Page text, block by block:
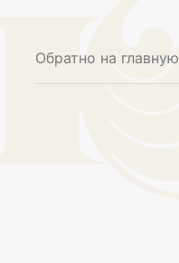
Обратно на главную